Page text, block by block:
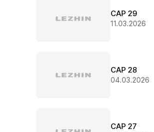
CAP 29
11.03.2026
CAP 28
04.03.2026
CAP 27